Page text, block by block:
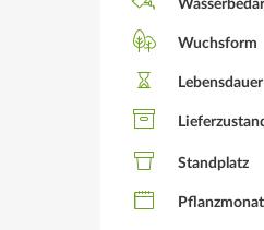
Wuchsform
Lebensdauer
Standplatz
Pflanzmonat